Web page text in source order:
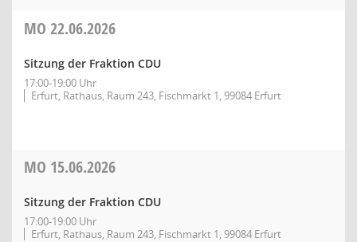
MO 22.06.2026
Sitzung der Fraktion CDU
17:00-19:00 Uhr
Erfurt, Rathaus, Raum 243, Fischmarkt 1, 99084 Erfurt
MO 15.06.2026
Sitzung der Fraktion CDU
17:00-19:00 Uhr
Erfurt, Rathaus, Raum 243, Fischmarkt 1, 99084 Erfurt